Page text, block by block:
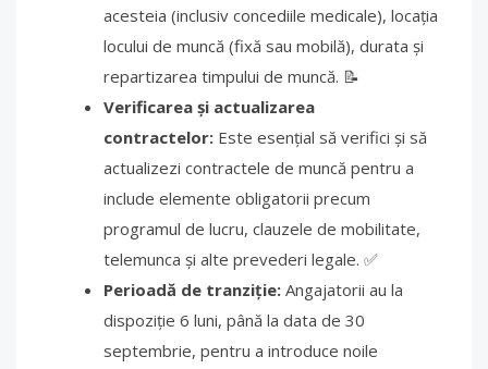
acesteia (inclusiv concediile medicale), locația
locului de muncă (fixă sau mobilă), durata și
repartizarea timpului de muncă. 📝
Verificarea și actualizarea
contractelor: Este esențial să verifici și să
actualizezi contractele de muncă pentru a
include elemente obligatorii precum
programul de lucru, clauzele de mobilitate,
telemunca și alte prevederi legale. ✅
Perioadă de tranziție: Angajatorii au la
dispoziție 6 luni, până la data de 30
septembrie, pentru a introduce noile